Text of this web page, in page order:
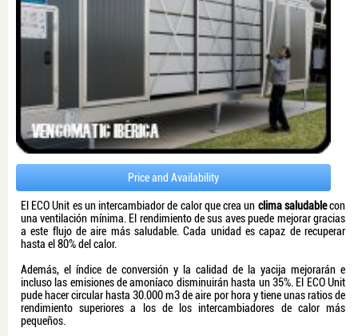
Price and Availability
El ECO Unit es un intercambiador de calor que crea un clima saludablecon
una ventilación mínima. El rendimiento de sus aves puede mejorar gracias
a este flujo de aire más saludable. Cada unidad es capaz de recuperar
hasta el 80% del calor.
Además, el índice de conversión y la calidad de la yacija mejorarán e
incluso las emisiones de amoníaco disminuirán hasta un 35%. El ECO Unit
pude hacer circular hasta 30.000 m3 de aire por hora y tiene unas ratios de
rendimiento superiores a los de los intercambiadores de calor más
pequeños.